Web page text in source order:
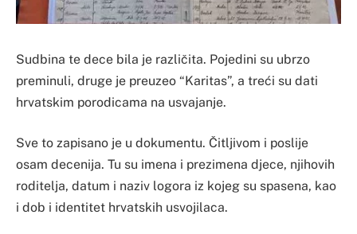
Sudbina te dece bila je različita. Pojedini su ubrzo
preminuli, druge je preuzeo “Karitas”, a treći su dati
hrvatskim porodicama na usvajanje.
Sve to zapisano je u dokumentu. Čitljivom i poslije
osam decenija. Tu su imena i prezimena djece, njihovih
roditelja, datum i naziv logora iz kojeg su spasena, kao
i dob i identitet hrvatskih usvojilaca.